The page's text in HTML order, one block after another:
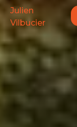
Julien
Vilbucier